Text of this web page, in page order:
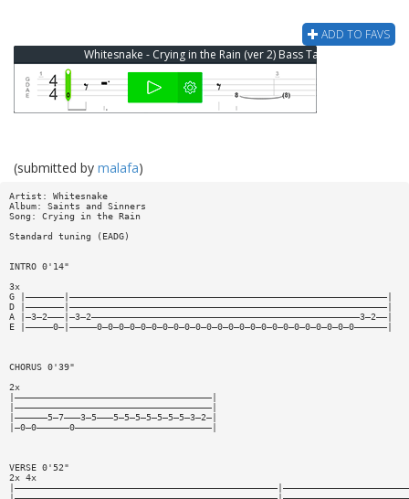
ADD TO FAVS
Whitesnake - Crying in the Rain (ver 2) Bass Tab
(submitted by malafa)
Artist: Whitesnake
Album: Saints and Sinners
Song: Crying in the Rain
Standard tuning (EADG)
INTRO 0'14"
3x
G |———————|——————————————————————————————————————————————————————————|
D |———————|——————————————————————————————————————————————————————————|
A |—3—2———|—3—2—————————————————————————————————————————————————3—2——|
E |—————0—|—————0—0—0—0—0—0—0—0—0—0—0—0—0—0—0—0—0—0—0—0—0—0—0—0——————|
CHORUS 0'39"
2x
|————————————————————————————————————|
|————————————————————————————————————|
|——————5—7———3—5———5—5—5—5—5—5—5—3—2—|
|—0—0——————0—————————————————————————|
VERSE 0'52"
2x 4x